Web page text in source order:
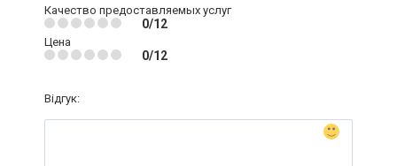
Качество предоставляемых услуг
0/12
Цена
0/12
Відгук: